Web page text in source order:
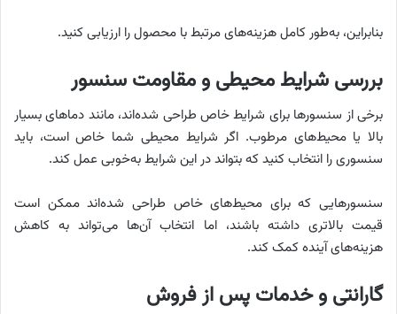
بنابراین، به‌طور کامل هزینه‌های مرتبط با محصول را ارزیابی کنید.
بررسی شرایط محیطی و مقاومت سنسور
برخی از سنسورها برای شرایط خاص طراحی شده‌اند، مانند دماهای بسیار
بالا یا محیط‌های مرطوب. اگر شرایط محیطی شما خاص است، باید
سنسوری را انتخاب کنید که بتواند در این شرایط به‌خوبی عمل کند.
سنسورهایی که برای محیط‌های خاص طراحی شده‌اند ممکن است
قیمت بالاتری داشته باشند، اما انتخاب آن‌ها می‌تواند به کاهش
هزینه‌های آینده کمک کند.
گارانتی و خدمات پس از فروش